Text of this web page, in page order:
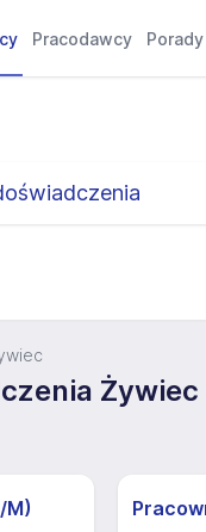
Pracodawcy Porady
M)